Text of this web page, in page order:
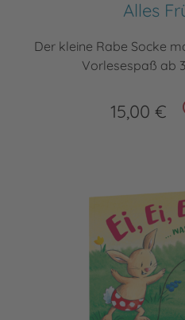
Alles
Der kleine Rabe Socke
Vorlesespaß ab
15,00 €